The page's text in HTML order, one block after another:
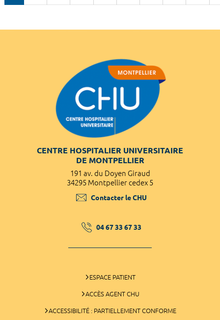
CENTRE HOSPITALIER UNIVERSITAIRE
DE MONTPELLIER
191 av. du Doyen Giraud
34295 Montpellier cedex 5
Contacter le CHU
04 67 33 67 33
ESPACE PATIENT
ACCÈS AGENT CHU
ACCESSIBILITÉ : PARTIELLEMENT CONFORME